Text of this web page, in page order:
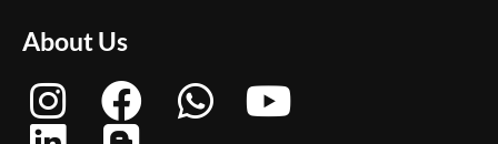
About Us